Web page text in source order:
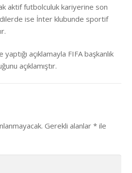
aktif futbolculuk kariyerine son
ise İnter klubunde sportif
açıklamayla FIFA başkanlık
açıklamıştır.
Gerekli alanlar *ile